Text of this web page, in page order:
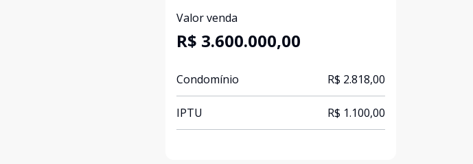
Valor venda
R$ 3.600.000,00
Condomínio R$ 2.818,00
IPTU R$ 1.100,00